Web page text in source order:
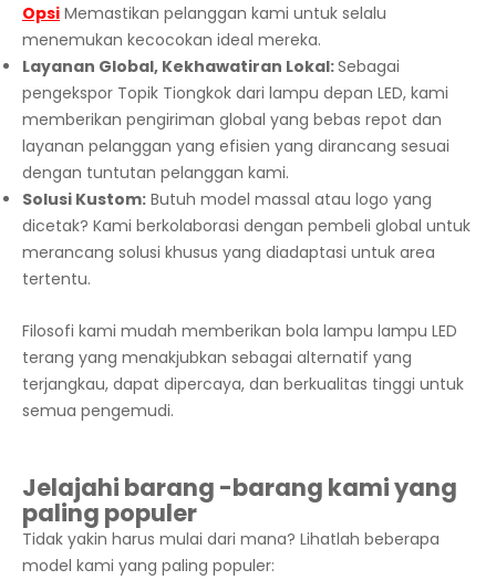
Opsi Memastikan pelanggan kami untuk selalu
menemukan kecocokan ideal mereka.
Layanan Global, Kekhawatiran Lokal:Sebagai
pengekspor Topik Tiongkok dari lampu depan LED, kami
memberikan pengiriman global yang bebas repot dan
layanan pelanggan yang efisien yang dirancang sesuai
dengan tuntutan pelanggan kami.
Solusi Kustom: Butuh model massal atau logo yang
dicetak? Kami berkolaborasi dengan pembeli global untuk
merancang solusi khusus yang diadaptasi untuk area
tertentu.
Filosofi kami mudah memberikan bola lampu lampu LED
terang yang menakjubkan sebagai alternatif yang
terjangkau, dapat dipercaya, dan berkualitas tinggi untuk
semua pengemudi.
Jelajahi barang -barang kami yang
paling populer
Tidak yakin harus mulai dari mana? Lihatlah beberapa
model kami yang paling populer: